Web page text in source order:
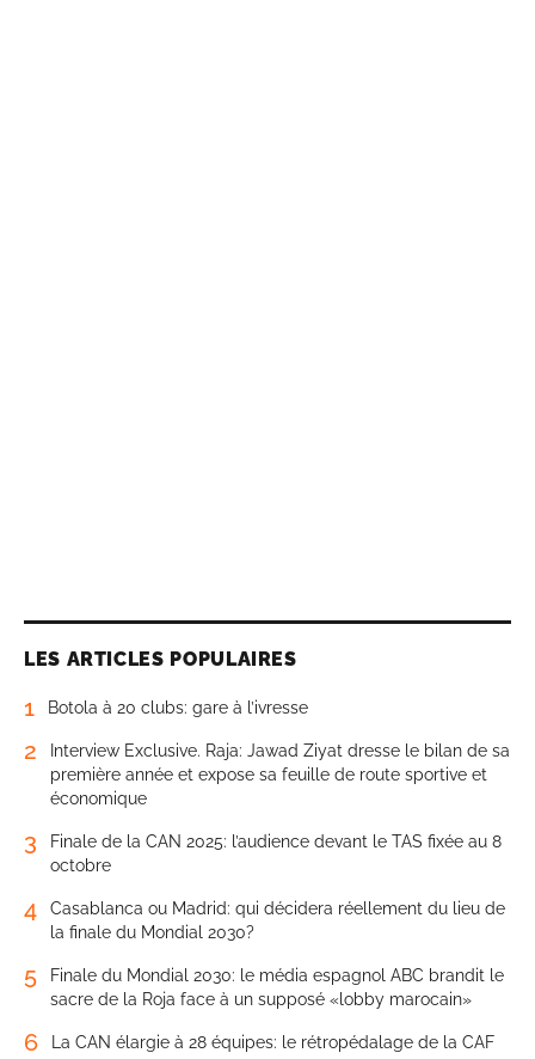
LES ARTICLES POPULAIRES
1 Botola à 20 clubs: gare à l’ivresse
2
Interview Exclusive. Raja: Jawad Ziyat dresse le bilan de sa
première année et expose sa feuille de route sportive et
économique
3
Finale de la CAN 2025: l’audience devant le TAS fixée au 8
octobre
4
Casablanca ou Madrid: qui décidera réellement du lieu de
la finale du Mondial 2030?
5
Finale du Mondial 2030: le média espagnol ABC brandit le
sacre de la Roja face à un supposé «lobby marocain»
6 La CAN élargie à 28 équipes: le rétropédalage de la CAF